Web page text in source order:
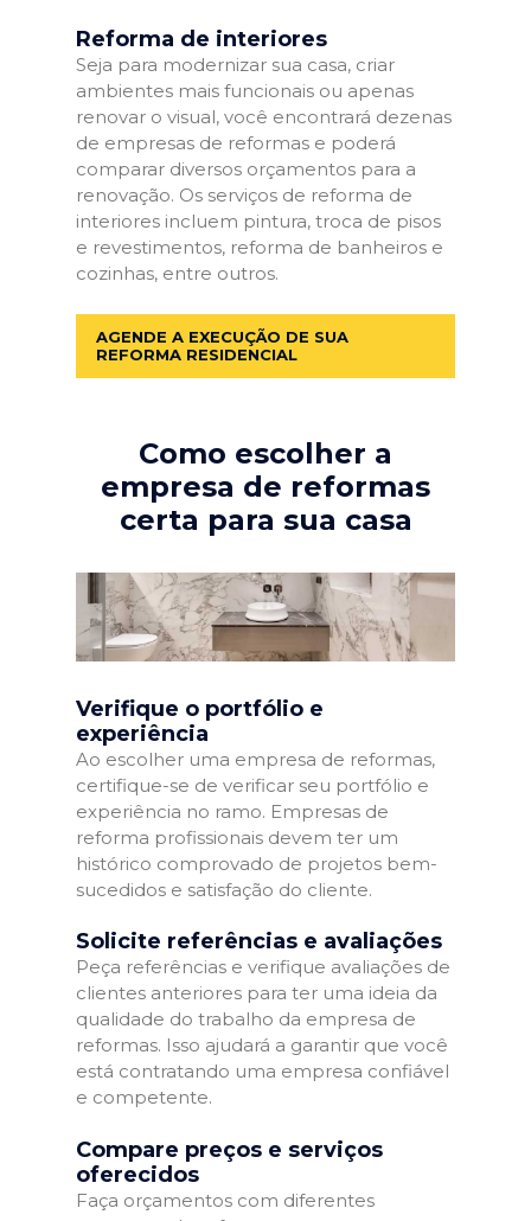
Reforma de interiores
Seja para modernizar sua casa, criar
ambientes mais funcionais ou apenas
renovar o visual, você encontrará dezenas
de empresas de reformas e poderá
comparar diversos orçamentos para a
renovação. Os serviços de reforma de
interiores incluem pintura, troca de pisos
e revestimentos, reforma de banheiros e
cozinhas, entre outros.
AGENDE A EXECUÇÃO DE SUA
REFORMA RESIDENCIAL
Como escolher a
empresa de reformas
certa para sua casa
Verifique o portfólio e
experiência
Ao escolher uma empresa de reformas,
certifique-se de verificar seu portfólio e
experiência no ramo. Empresas de
reforma profissionais devem ter um
histórico comprovado de projetos bem-
sucedidos e satisfação do cliente.
Solicite referências e avaliações
Peça referências e verifique avaliações de
clientes anteriores para ter uma ideia da
qualidade do trabalho da empresa de
reformas. Isso ajudará a garantir que você
está contratando uma empresa confiável
e competente.
Compare preços e serviços
oferecidos
Faça orçamentos com diferentes